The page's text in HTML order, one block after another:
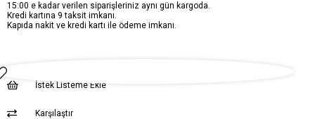
15:00 e kadar verilen siparişleriniz aynı gün kargoda.
Kredi kartına 9 taksit imkanı.
Kapıda nakit ve kredi kartı ile ödeme imkanı.
İstek Listeme Ekle
Karşılaştır